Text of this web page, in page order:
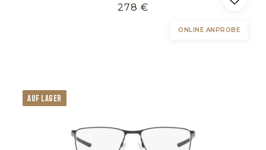
278 €
ONLINE ANPROBE
AUF LAGER